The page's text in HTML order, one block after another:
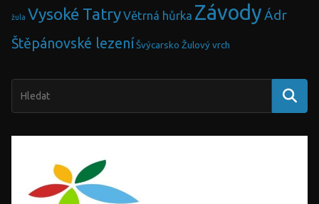
žula Vysoké TatryVětrná hůrka ZávodyÁdr
Štěpánovské lezení Švýcarsko Žulový vrch